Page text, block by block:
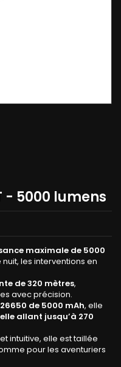
- 5000 lumens
maximale de 5000
les interventions en
de 320 mètres,
avec précision.
de 5000 mAh, elle
allant jusqu’à 270
intuitive, elle est taillée
pour les aventuriers